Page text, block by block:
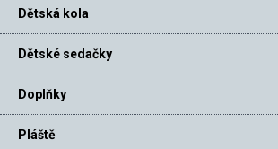
Dětská kola
Dětské sedačky
Doplňky
Pláště